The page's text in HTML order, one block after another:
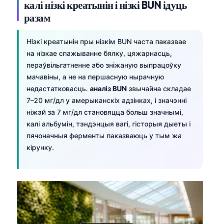
калі нізкі креатынін і нізкі BUN ідуць
разам
Нізкі креатынін пры нізкім BUN часта паказвае
на нізкае спажыванне бялку, цяжарнасць,
пераўвільгатненне або зніжаную выпрацоўку
мачавіны, а не на першасную нырачную
недастатковасць. аналіз BUN звычайна складае
7–20 мг/дл у амерыканскіх адзінках, і значэнні
ніжэй за 7 мг/дл становяцца больш значнымі,
калі альбумін, тэндэнцыя вагі, гісторыя дыеты і
пячоначныя ферменты паказваюць у тым жа
кірунку.
العربية المغربية
Afrikaans
Монгол
Basa Jawa
ئۇيغۇرچە
Кыргызча
Татар теле
Esperanto
Frysk
Norsk bokmål